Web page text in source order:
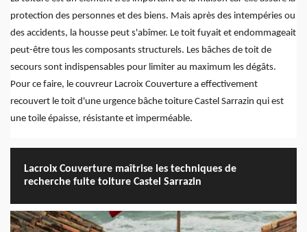
protection des personnes et des biens. Mais après des intempéries ou
des accidents, la housse peut s'abîmer. Le toit fuyait et endommageait
peut-être tous les composants structurels. Les bâches de toit de
secours sont indispensables pour limiter au maximum les dégâts.
Pour ce faire, le couvreur Lacroix Couverture a effectivement
recouvert le toit d'une urgence bâche toiture Castel Sarrazin qui est
une toile épaisse, résistante et imperméable.
Lacroix Couverture maîtrise les techniques de
recherche fuite toiture Castel Sarrazin